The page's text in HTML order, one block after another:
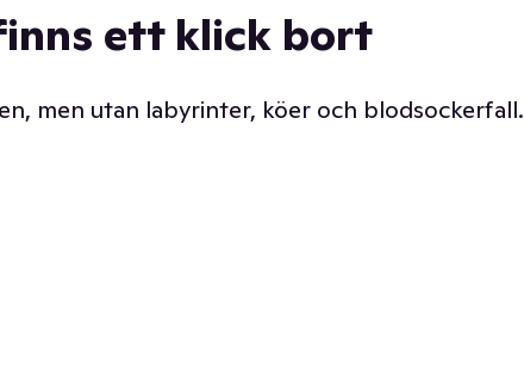
ett klick bort
men utan labyrinter, köer och blodsockerfall.